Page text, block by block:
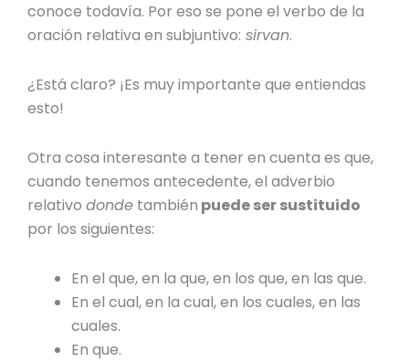
conoce todavía. Por eso se pone el verbo de la
oración relativa en subjuntivo: sirvan.
¿Está claro? ¡Es muy importante que entiendas
esto!
Otra cosa interesante a tener en cuenta es que,
cuando tenemos antecedente, el adverbio
relativodonde también puede ser sustituido
por los siguientes:
En el que, en la que, en los que, en las que.
En el cual, en la cual, en los cuales, en las
cuales.
En que.